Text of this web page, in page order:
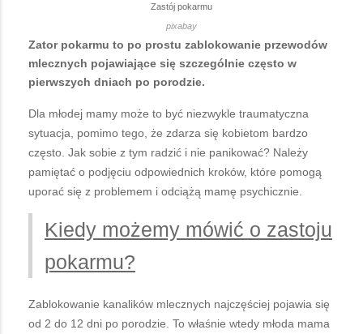
Zastój pokarmu
pixabay
Zator pokarmu to po prostu zablokowanie przewodów
mlecznych pojawiające się szczególnie często w
pierwszych dniach po porodzie.
Dla młodej mamy może to być niezwykle traumatyczna
sytuacja, pomimo tego, że zdarza się kobietom bardzo
często. Jak sobie z tym radzić i nie panikować? Należy
pamiętać o podjęciu odpowiednich kroków, które pomogą
uporać się z problemem i odciążą mamę psychicznie.
Kiedy możemy mówić o zastoju
pokarmu?
Zablokowanie kanalików mlecznych najczęściej pojawia się
od 2 do 12 dni po porodzie. To właśnie wtedy młoda mama